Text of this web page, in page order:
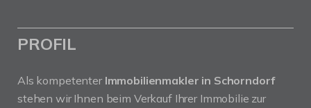
PROFIL
Als kompetenter Immobilienmakler in Schorndorf
stehen wir Ihnen beim Verkauf Ihrer Immobilie zur